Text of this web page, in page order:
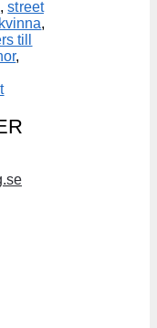
,street
,
till
,